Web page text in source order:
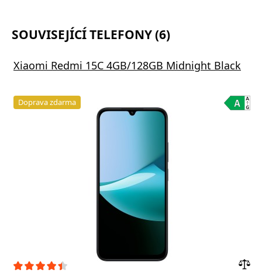
SOUVISEJÍCÍ TELEFONY (6)
Xiaomi Redmi 15C 4GB/128GB Midnight Black
Doprava zdarma